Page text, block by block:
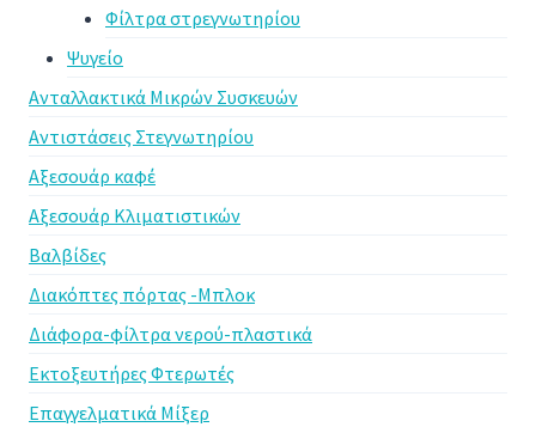
Φίλτρα στρεγνωτηρίου
Ψυγείο
Ανταλλακτικά Μικρών Συσκευών
Αντιστάσεις Στεγνωτηρίου
Αξεσουάρ καφέ
Αξεσουάρ Κλιματιστικών
Βαλβίδες
Διακόπτες πόρτας -Μπλοκ
Διάφορα-φίλτρα νερού-πλαστικά
Εκτοξευτήρες Φτερωτές
Επαγγελματικά Μίξερ